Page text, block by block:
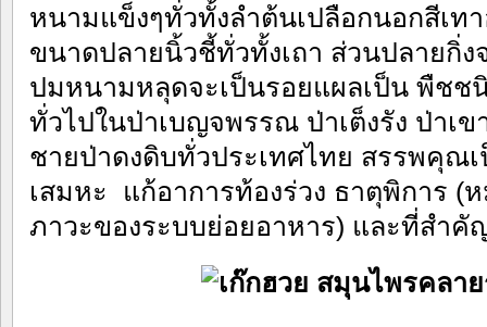
หนามแข็งๆทั่วทั้งลำต้นเปลือกนอกสีเท
ขนาดปลายนิ้วชี้ทั่วทั้งเถา ส่วนปลายกิ่
ปมหนามหลุดจะเป็นรอยแผลเป็น พืช
ทั่วไปในป่าเบญจพรรณ ป่าเต็งรัง ป่าเ
ชายป่าดงดิบทั่วประเทศไทย สรรพคุณ
เสมหะ แก้อาการท้องร่วง ธาตุพิการ (
ภาวะของระบบย่อยอาหาร) และที่สำคั